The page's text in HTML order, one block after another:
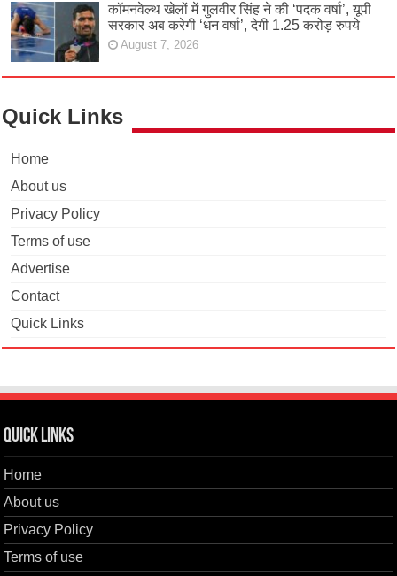
कॉमनवेल्थ खेलों में गुलवीर सिंह ने की ‘पदक वर्षा’, यूपी
सरकार अब करेगी ‘धन वर्षा’, देगी 1.25 करोड़ रुपये
August 7, 2026
Quick Links
Home
About us
Privacy Policy
Terms of use
Advertise
Contact
Quick Links
Quick Links
Home
About us
Privacy Policy
Terms of use